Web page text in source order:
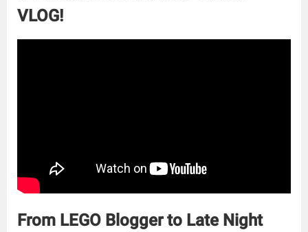
VLOG!
From LEGO Blogger to Late Night